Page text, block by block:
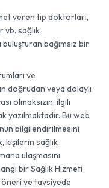
veren tıp doktorları,
sağlık
bağımsız bir
ve
doğrudan veya dolaylı
olmaksızın, ilgili
yazılmaktadır. Bu web
bilgilendirilmesini
kişilerin sağlık
ulaşmasını
bir Sağlık Hizmeti
öneri ve tavsiyede